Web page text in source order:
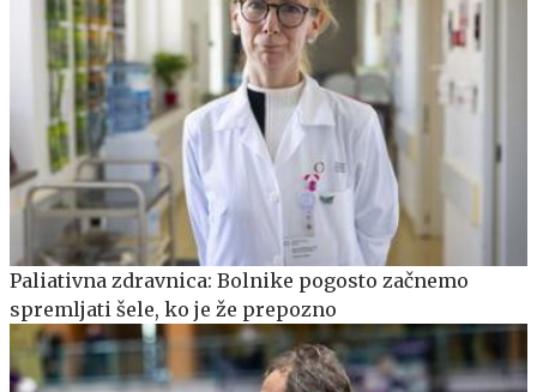
Paliativna zdravnica: Bolnike pogosto začnemo
spremljati šele, ko je že prepozno